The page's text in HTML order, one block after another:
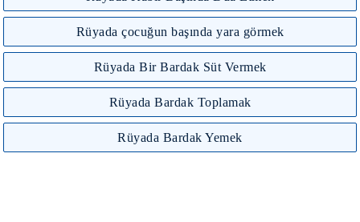
Rüyada çocuğun başında yara görmek
Rüyada Bir Bardak Süt Vermek
Rüyada Bardak Toplamak
Rüyada Bardak Yemek